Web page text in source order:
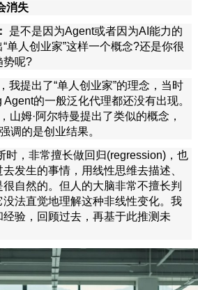
消失
是不是因为Agent或者因为AI能力的
单人创业家”这样一个概念?还是你很
势呢?
我提出了“单人创业家”的理念，当时
的一般泛化代理都还没有出现。
山姆·阿尔特曼提出了类似的概念，
调的是创业结果。
时，非常擅长做回归(regression)，也
发生的事情，用线性思维去描述、
自然的。但人的大脑非常不擅长判
法直觉地理解这种非线性变化。我
验，回顾过去，再基于此推测未